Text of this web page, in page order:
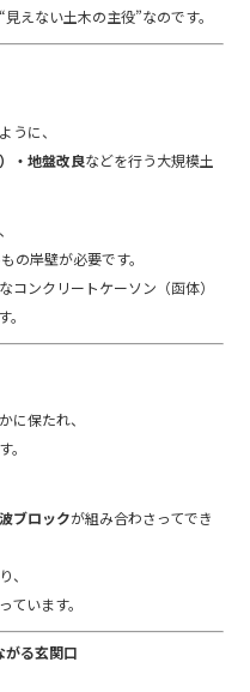
えない土木の主役”なのです。
うに、
・地盤改良などを行う大規模土
の岸壁が必要です。
ンクリートケーソン（函体）
に保たれ、
ブロックが組み合わさってでき
、
います。
る玄関口